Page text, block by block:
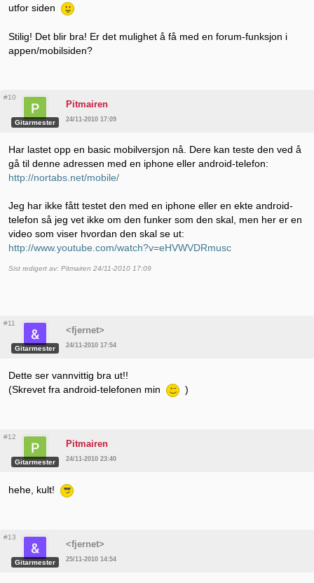
utfor siden
Stilig! Det blir bra! Er det mulighet å få med en forum-funksjon i
appen/mobilsiden?
#10
Gitarmester
Pitmairen
24/11-2010 17:09
Har lastet opp en basic mobilversjon nå. Dere kan teste den ved å
gå til denne adressen med en iphone eller android-telefon:
http://nortabs.net/mobile/
Jeg har ikke fått testet den med en iphone eller en ekte android-
telefon så jeg vet ikke om den funker som den skal, men her er en
video som viser hvordan den skal se ut:
http://www.youtube.com/watch?v=eHVWVDRmusc
Sist redigert av: Pitmairen 24/11-2010 17:09
#11
Gitarmester
<fjernet>
24/11-2010 17:54
Dette ser vannvittig bra ut!!
(Skrevet fra android-telefonen min
)
#12
Gitarmester
Pitmairen
24/11-2010 23:40
hehe, kult!
#13
Gitarmester
<fjernet>
25/11-2010 14:54